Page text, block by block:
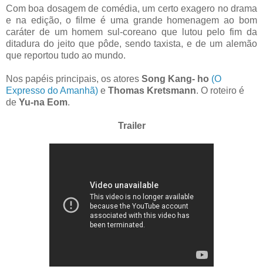
Com boa dosagem de comédia, um certo exagero no drama
e na edição, o filme é uma grande homenagem ao bom
caráter de um homem sul-coreano que lutou pelo fim da
ditadura do jeito que pôde, sendo taxista, e de um alemão
que reportou tudo ao mundo.
Nos papéis principais, os atores Song Kang- ho (O
Expresso do Amanhã) e Thomas Kretsmann. O roteiro é
de Yu-na Eom.
Trailer